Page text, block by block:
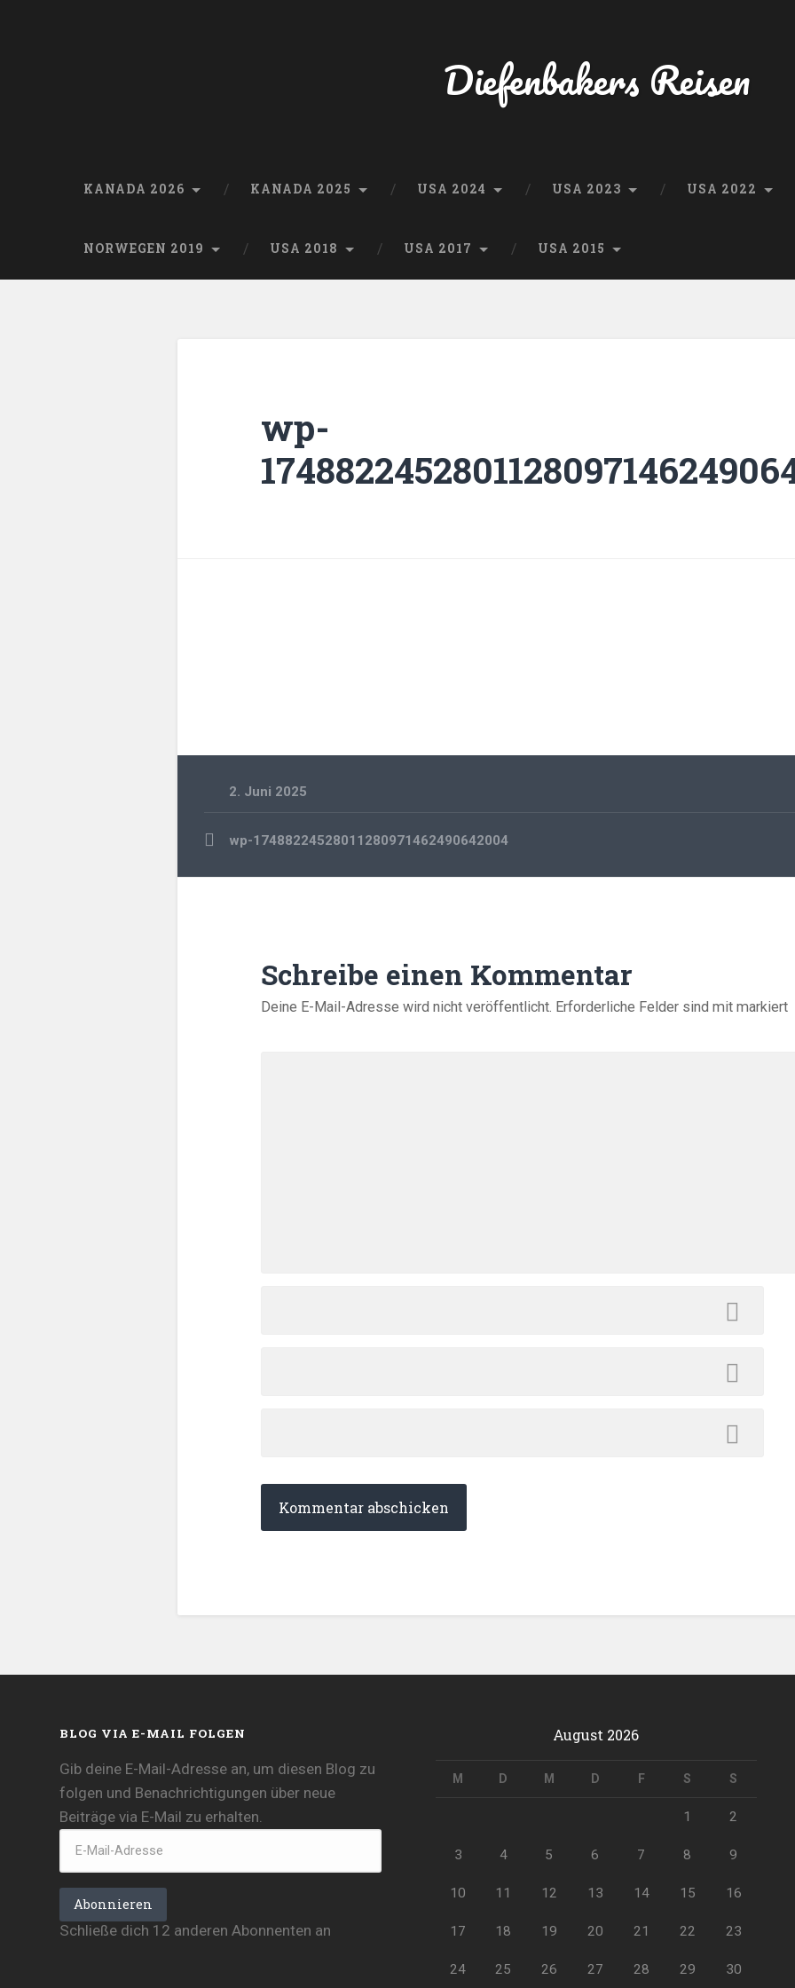
Diefenbakers Reisen
KANADA 2026 KANADA 2025 USA 2024 USA 2023 USA 2022
NORWEGEN 2019 USA 2018 USA 2017 USA 2015
wp-
2. Juni 2025
Beitragsnavigation
wp-17488224528011280971462490642004
Schreibe einen Kommentar
Deine E-Mail-Adresse wird nicht veröffentlicht. Erforderliche Felder sind mitmarkiert
BLOG VIA E-MAIL FOLGEN
Gib deine E-Mail-Adresse an, um diesen Blog zu
folgen und Benachrichtigungen über neue
Beiträge via E-Mail zu erhalten.
E-
Mail-
Abonnieren
Schließe dich 12 anderen Abonnenten an
August 2026
M D M D F S S
1 2
3 4 5 6 7 8 9
10 11 12 13 14 15 16
17 18 19 20 21 22 23
24 25 26 27 28 29 30